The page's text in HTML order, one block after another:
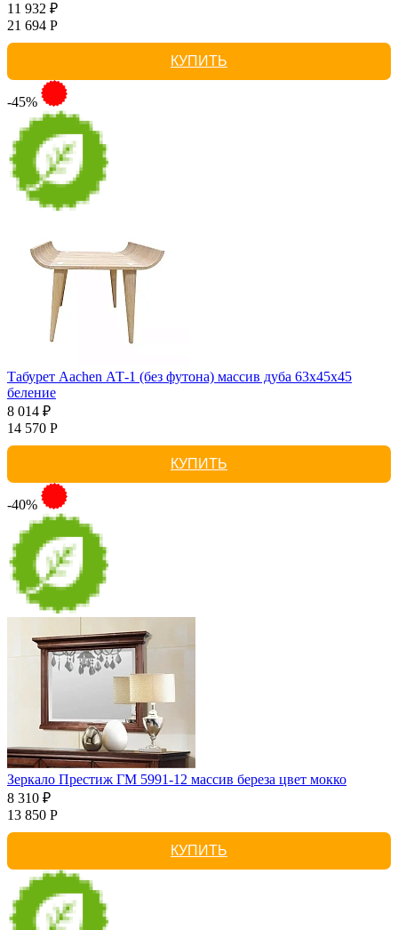
11 932 ₽
21 694 Р
КУПИТЬ
-45%
Табурет Aachen АТ-1 (без футона) массив дуба 63х45х45
беление
8 014 ₽
14 570 Р
КУПИТЬ
-40%
Зеркало Престиж ГМ 5991-12 массив береза цвет мокко
8 310 ₽
13 850 Р
КУПИТЬ